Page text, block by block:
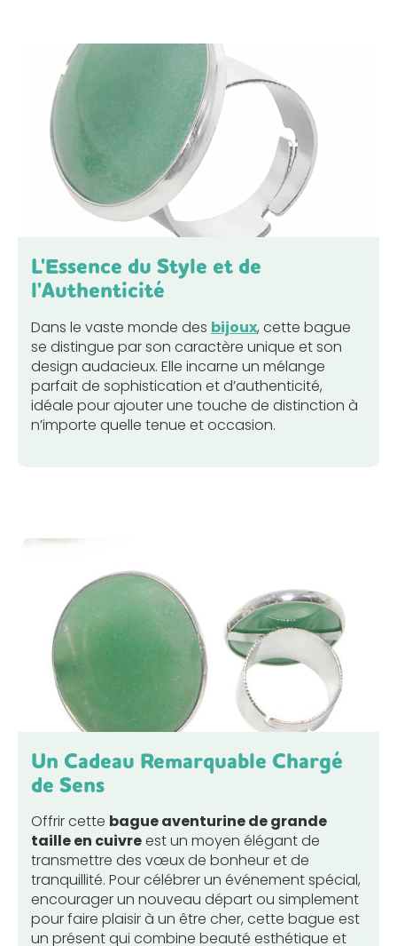
L'Essence du Style et de
l'Authenticité
Dans le vaste monde des bijoux, cette bague
se distingue par son caractère unique et son
design audacieux. Elle incarne un mélange
parfait de sophistication et d’authenticité,
idéale pour ajouter une touche de distinction à
n’importe quelle tenue et occasion.
Un Cadeau Remarquable Chargé
de Sens
Offrir cette bague aventurine de grande
taille en cuivreest un moyen élégant de
transmettre des vœux de bonheur et de
tranquillité. Pour célébrer un événement spécial,
encourager un nouveau départ ou simplement
pour faire plaisir à un être cher, cette bague est
un présent qui combine beauté esthétique et